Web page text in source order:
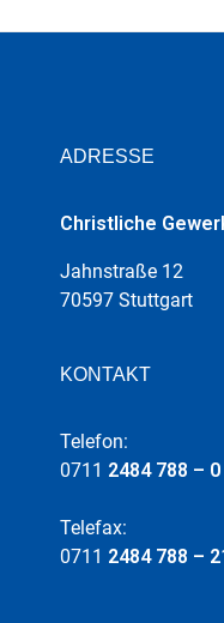
ADRESSE
Christliche
Jahnstraße 12
70597 Stuttgart
KONTAKT
Telefon:
0711 2484 788 – 0
Telefax:
0711 2484 788 –